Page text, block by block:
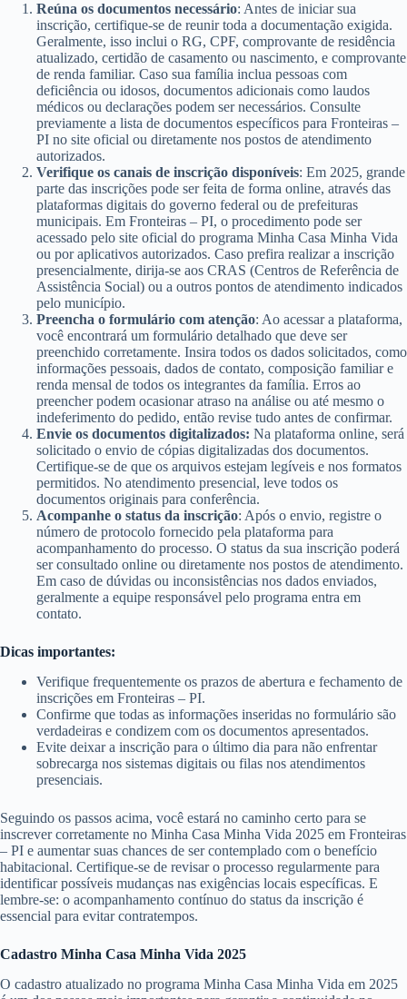
Reúna os documentos necessário: Antes de iniciar sua
inscrição, certifique-se de reunir toda a documentação exigida.
Geralmente, isso inclui o RG, CPF, comprovante de residência
atualizado, certidão de casamento ou nascimento, e comprovante
de renda familiar. Caso sua família inclua pessoas com
deficiência ou idosos, documentos adicionais como laudos
médicos ou declarações podem ser necessários. Consulte
previamente a lista de documentos específicos para Fronteiras –
PI no site oficial ou diretamente nos postos de atendimento
autorizados.
Verifique os canais de inscrição disponíveis: Em 2025, grande
parte das inscrições pode ser feita de forma online, através das
plataformas digitais do governo federal ou de prefeituras
municipais. Em Fronteiras – PI, o procedimento pode ser
acessado pelo site oficial do programa Minha Casa Minha Vida
ou por aplicativos autorizados. Caso prefira realizar a inscrição
presencialmente, dirija-se aos CRAS (Centros de Referência de
Assistência Social) ou a outros pontos de atendimento indicados
pelo município.
Preencha o formulário com atenção: Ao acessar a plataforma,
você encontrará um formulário detalhado que deve ser
preenchido corretamente. Insira todos os dados solicitados, como
informações pessoais, dados de contato, composição familiar e
renda mensal de todos os integrantes da família. Erros ao
preencher podem ocasionar atraso na análise ou até mesmo o
indeferimento do pedido, então revise tudo antes de confirmar.
Envie os documentos digitalizados: Na plataforma online, será
solicitado o envio de cópias digitalizadas dos documentos.
Certifique-se de que os arquivos estejam legíveis e nos formatos
permitidos. No atendimento presencial, leve todos os
documentos originais para conferência.
Acompanhe o status da inscrição: Após o envio, registre o
número de protocolo fornecido pela plataforma para
acompanhamento do processo. O status da sua inscrição poderá
ser consultado online ou diretamente nos postos de atendimento.
Em caso de dúvidas ou inconsistências nos dados enviados,
geralmente a equipe responsável pelo programa entra em
contato.
Dicas importantes:
Verifique frequentemente os prazos de abertura e fechamento de
inscrições em Fronteiras – PI.
Confirme que todas as informações inseridas no formulário são
verdadeiras e condizem com os documentos apresentados.
Evite deixar a inscrição para o último dia para não enfrentar
sobrecarga nos sistemas digitais ou filas nos atendimentos
presenciais.
Seguindo os passos acima, você estará no caminho certo para se
inscrever corretamente no Minha Casa Minha Vida 2025 em Fronteiras
– PI e aumentar suas chances de ser contemplado com o benefício
habitacional. Certifique-se de revisar o processo regularmente para
identificar possíveis mudanças nas exigências locais específicas. E
lembre-se: o acompanhamento contínuo do status da inscrição é
essencial para evitar contratempos.
Cadastro Minha Casa Minha Vida 2025
O cadastro atualizado no programa Minha Casa Minha Vida em 2025